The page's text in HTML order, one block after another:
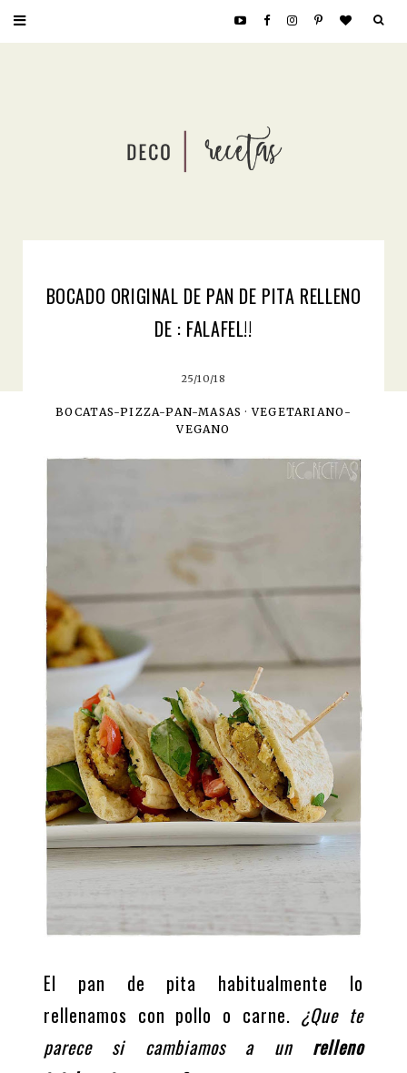
BOCADO ORIGINAL DE PAN DE PITA RELLENO
DE : FALAFEL!!
25/10/18
BOCATAS-PIZZA-PAN-MASAS ·VEGETARIANO-
VEGANO
El pan de pita habitualmente lo
rellenamos con pollo o carne. ¿Que te
parece si cambiamos a un relleno